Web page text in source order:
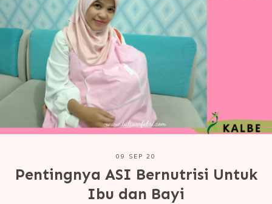
09 SEP 20
Pentingnya ASI Bernutrisi Untuk
Ibu dan Bayi